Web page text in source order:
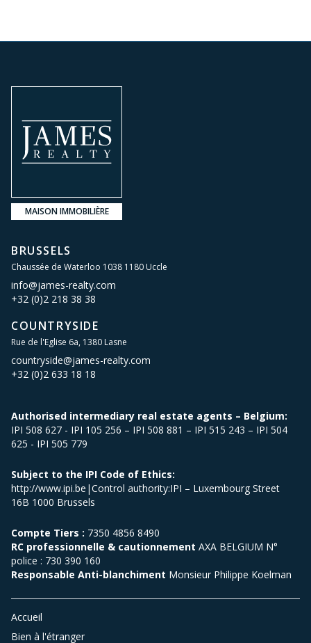
MAISON IMMOBILIÈRE
BRUSSELS
Chaussée de Waterloo 1038 1180 Uccle
info@james-realty.com
+32 (0)2 218 38 38
COUNTRYSIDE
Rue de l'Eglise 6a, 1380 Lasne
countryside@james-realty.com
+32 (0)2 633 18 18
Authorised intermediary real estate agents – Belgium:
IPI 508 627 - IPI 105 256 – IPI 508 881 – IPI 515 243 – IPI 504
625 - IPI 505 779
Subject to the IPI Code of Ethics:
http://www.ipi.be|Control authority:IPI – Luxembourg Street
16B 1000 Brussels
Compte Tiers : 7350 4856 8490
RC professionnelle & cautionnement AXA BELGIUM N°
police : 730 390 160
Responsable Anti-blanchiment Monsieur Philippe Koelman
Accueil
Bien à l'étranger